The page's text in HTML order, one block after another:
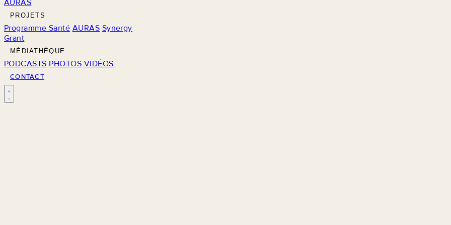
AURAS
PROJETS
Programme Santé AURAS Synergy
Grant
MÉDIATHÈQUE
PODCASTS PHOTOS VIDÉOS
CONTACT